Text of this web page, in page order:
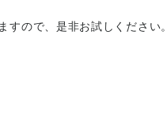
ので、是非お試しください。